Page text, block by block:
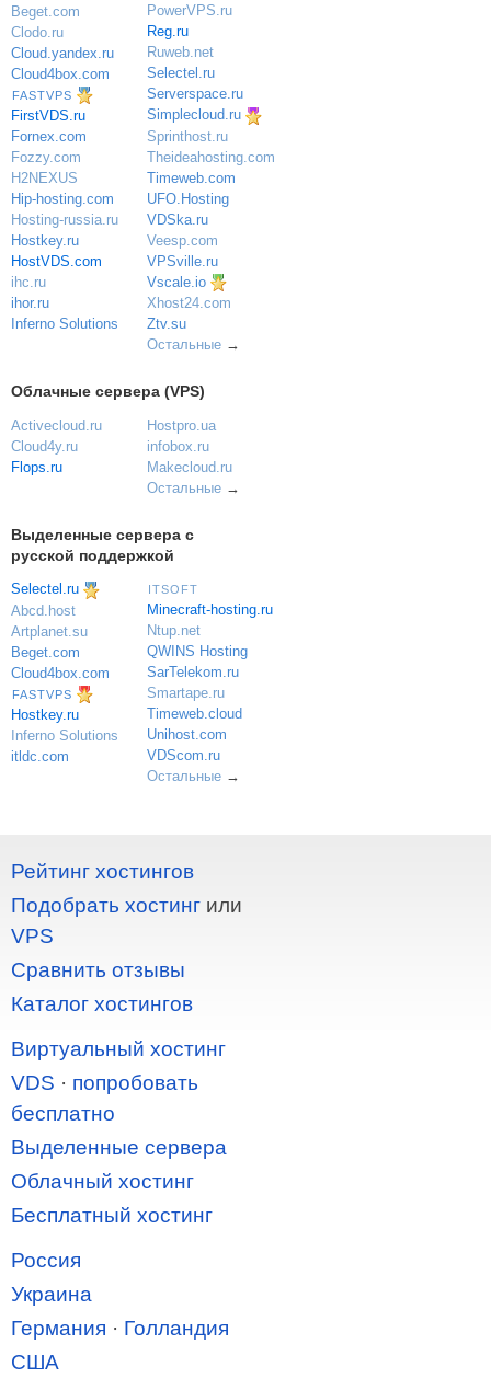
Beget.com
Clodo.ru
Cloud.yandex.ru
Cloud4box.com
FASTVPS
FirstVDS.ru
Fornex.com
Fozzy.com
H2NEXUS
Hip-hosting.com
Hosting-russia.ru
Hostkey.ru
HostVDS.com
ihc.ru
ihor.ru
Inferno Solutions
PowerVPS.ru
Reg.ru
Ruweb.net
Selectel.ru
Serverspace.ru
Simplecloud.ru
Sprinthost.ru
Theideahosting.com
Timeweb.com
UFO.Hosting
VDSka.ru
Veesp.com
VPSville.ru
Vscale.io
Xhost24.com
Ztv.su
Остальные→
Облачные сервера (VPS)
Activecloud.ru
Cloud4y.ru
Flops.ru
Hostpro.ua
infobox.ru
Makecloud.ru
Остальные→
Выделенные сервера с
русской поддержкой
Selectel.ru
Abcd.host
Artplanet.su
Beget.com
Cloud4box.com
FASTVPS
Hostkey.ru
Inferno Solutions
itldc.com
ITSOFT
Minecraft-hosting.ru
Ntup.net
QWINS Hosting
SarTelekom.ru
Smartape.ru
Timeweb.cloud
Unihost.com
VDScom.ru
Остальные→
Рейтинг хостингов
Подобрать хостинг или
VPS
Сравнить отзывы
Каталог хостингов
Виртуальный хостинг
VDS · попробовать
бесплатно
Выделенные сервера
Облачный хостинг
Бесплатный хостинг
Россия
Украина
Германия · Голландия
США